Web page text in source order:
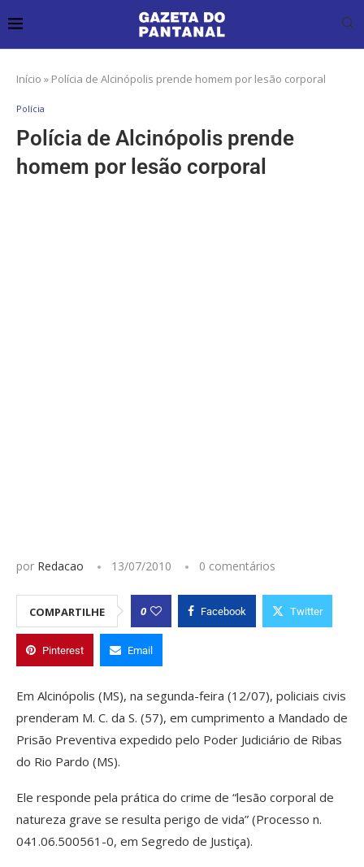
Início » Polícia de Alcinópolis prende homem por lesão corporal
Polícia
Polícia de Alcinópolis prende
homem por lesão corporal
por Redacao 13/07/2010 0 comentários
COMPARTILHE 0 Facebook Twitter
Pinterest Email
Em Alcinópolis (MS), na segunda-feira (12/07), policiais civis
prenderam M. C. da S. (57), em cumprimento a Mandado de
Prisão Preventiva expedido pelo Poder Judiciário de Ribas
do Rio Pardo (MS).
Ele responde pela prática do crime de “lesão corporal de
natureza grave se resulta perigo de vida” (Processo n.
041.06.500561-0, em Segredo de Justiça).